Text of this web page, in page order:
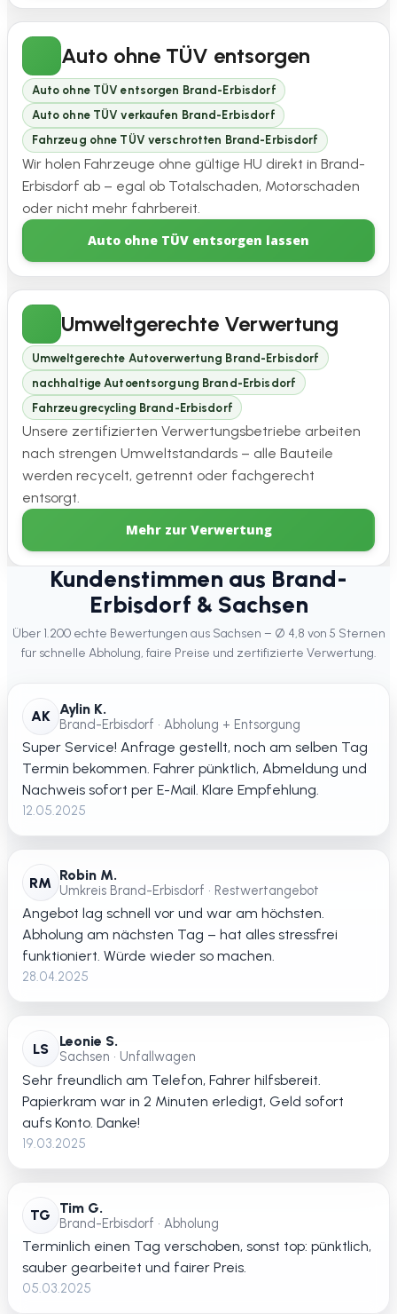
Auto ohne TÜV entsorgen
Auto ohne TÜV entsorgen Brand-Erbisdorf
Auto ohne TÜV verkaufen Brand-Erbisdorf
Fahrzeug ohne TÜV verschrotten Brand-Erbisdorf
Wir holen Fahrzeuge ohne gültige HU direkt in Brand-
Erbisdorf ab – egal ob Totalschaden, Motorschaden
oder nicht mehr fahrbereit.
Auto ohne TÜV entsorgen lassen
Umweltgerechte Verwertung
Umweltgerechte Autoverwertung Brand-Erbisdorf
nachhaltige Autoentsorgung Brand-Erbisdorf
Fahrzeugrecycling Brand-Erbisdorf
Unsere zertifizierten Verwertungsbetriebe arbeiten
nach strengen Umweltstandards – alle Bauteile
werden recycelt, getrennt oder fachgerecht
entsorgt.
Mehr zur Verwertung
Kundenstimmen aus Brand-
Erbisdorf & Sachsen
Über 1.200 echte Bewertungen aus Sachsen – Ø 4,8 von 5 Sternen
für schnelle Abholung, faire Preise und zertifizierte Verwertung.
AK Aylin K.
Brand-Erbisdorf • Abholung + Entsorgung
Super Service! Anfrage gestellt, noch am selben Tag
Termin bekommen. Fahrer pünktlich, Abmeldung und
Nachweis sofort per E-Mail. Klare Empfehlung.
12.05.2025
RM Robin M.
Umkreis Brand-Erbisdorf • Restwertangebot
Angebot lag schnell vor und war am höchsten.
Abholung am nächsten Tag – hat alles stressfrei
funktioniert. Würde wieder so machen.
28.04.2025
LS Leonie S.
Sachsen • Unfallwagen
Sehr freundlich am Telefon, Fahrer hilfsbereit.
Papierkram war in 2 Minuten erledigt, Geld sofort
aufs Konto. Danke!
19.03.2025
TG Tim G.
Brand-Erbisdorf • Abholung
Terminlich einen Tag verschoben, sonst top: pünktlich,
sauber gearbeitet und fairer Preis.
05.03.2025